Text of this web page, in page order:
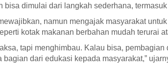
bisa dimulai dari langkah sederhana,
namun mengajak masyarakat
kotak makanan berbahan mudah terurai
tapi menghimbau. Kalau bisa,
dari edukasi kepada masyarakat,”